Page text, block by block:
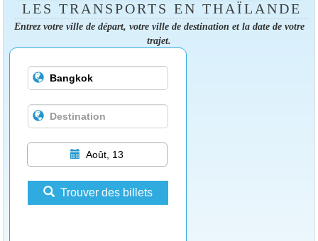
LES TRANSPORTS EN THAÏLANDE
Entrez votre ville de départ, votre ville de destination et la date de votre
trajet.
Août, 13
Trouver des billets